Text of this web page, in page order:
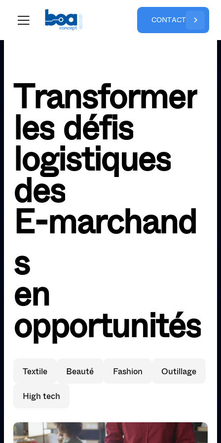
CONTACT
Transformer
les défis
logistiques
des
E-marchand
s
en
opportunités
Textile Beauté Fashion Outillage
High tech